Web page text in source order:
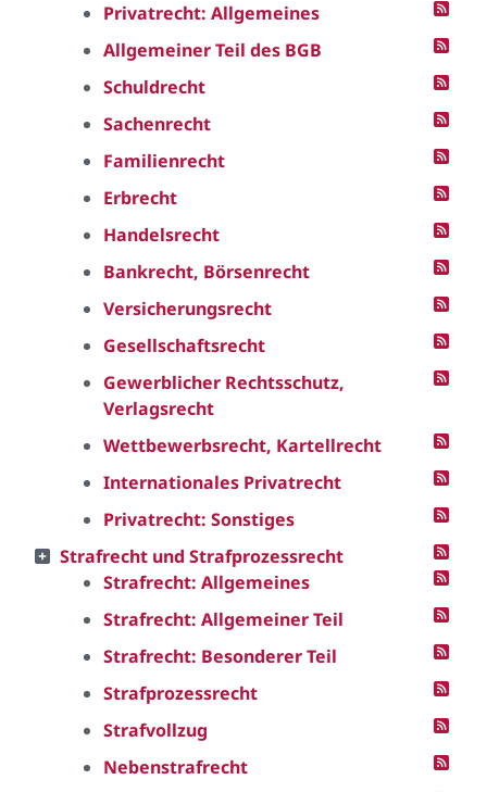
Privatrecht: Allgemeines
Allgemeiner Teil des BGB
Schuldrecht
Sachenrecht
Familienrecht
Erbrecht
Handelsrecht
Bankrecht, Börsenrecht
Versicherungsrecht
Gesellschaftsrecht
Gewerblicher Rechtsschutz,
Verlagsrecht
Wettbewerbsrecht, Kartellrecht
Internationales Privatrecht
Privatrecht: Sonstiges
Strafrecht und Strafprozessrecht
Strafrecht: Allgemeines
Strafrecht: Allgemeiner Teil
Strafrecht: Besonderer Teil
Strafprozessrecht
Strafvollzug
Nebenstrafrecht